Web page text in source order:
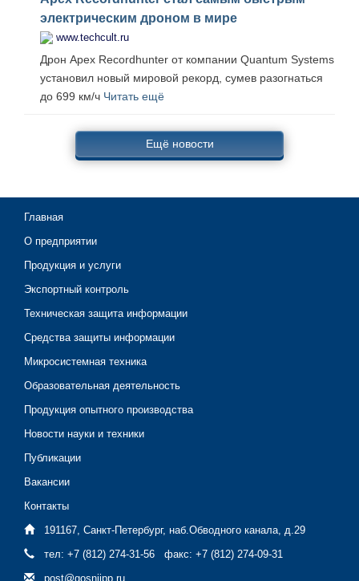
электрическим дроном в мире
www.techcult.ru
Дрон Apex Recordhunter от компании Quantum Systems
установил новый мировой рекорд, сумев разогнаться
до 699 км/ч Читать ещё
Ещё новости
Главная
О предприятии
Продукция и услуги
Экспортный контроль
Техническая защита информации
Средства защиты информации
Микросистемная техника
Образовательная деятельность
Продукция опытного производства
Новости науки и техники
Публикации
Вакансии
Контакты
191167, Санкт-Петербург, наб.Обводного канала, д.29
тел: +7 (812) 274-31-56 факс: +7 (812) 274-09-31
post@gosniipp.ru